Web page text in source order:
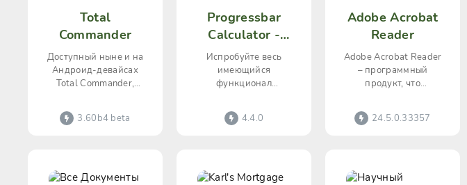
Total
Commander
Доступный ныне и на
Андроид-девайсах
Total Commander,
файловый менеджер,
обладает
3.60b4 beta
Progressbar
Calculator -
retro
Испробуйте весь
имеющийся
функционал
приложения
«Progressbar
4.4.0
Adobe Acrobat
Reader
Adobe Acrobat Reader
– программный
продукт, что
чтение и правку
файлов в популярном
24.5.0.33357